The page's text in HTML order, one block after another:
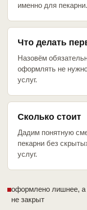
именно для пекарни.
Что делать
Назовём
оформлять не
услуг.
Сколько стоит
Дадим понятную
пекарни без
услуг.
оформлено лишнее, а
не закрыт